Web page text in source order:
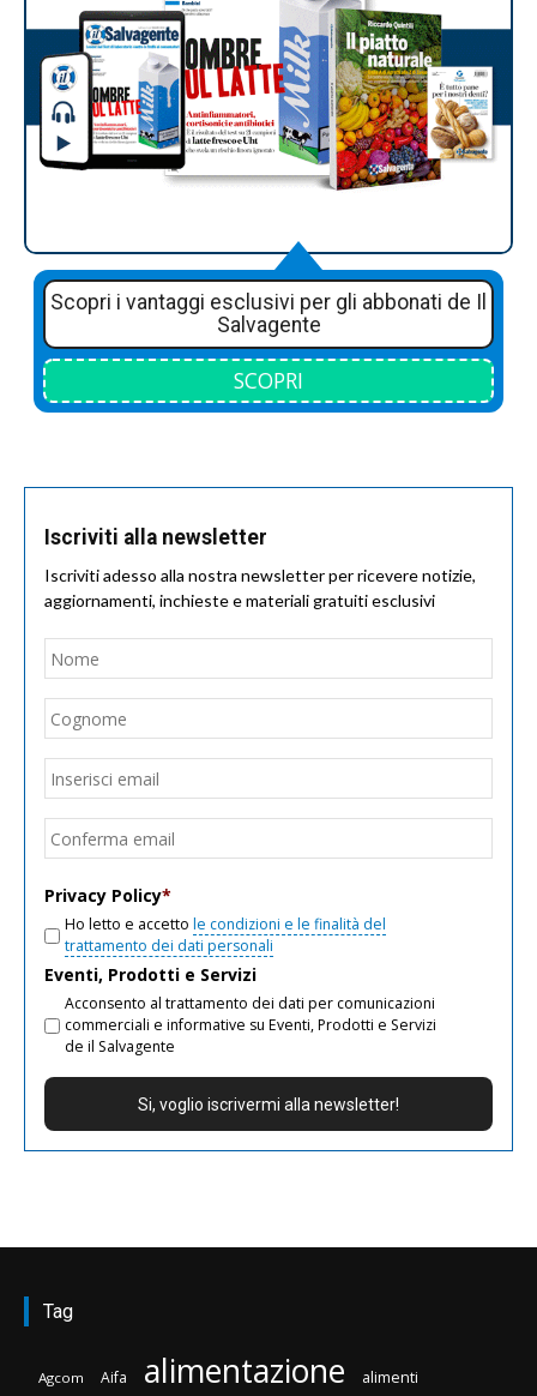
Scopri i vantaggi esclusivi per gli abbonati de Il
Salvagente
SCOPRI
Iscriviti alla newsletter
Iscriviti adesso alla nostra newsletter per ricevere notizie,
aggiornamenti, inchieste e materiali gratuiti esclusivi
Nome
Email
Privacy Policy*
Ho letto e accetto le condizioni e le finalità del
trattamento dei dati personali
Eventi, Prodotti e Servizi
Acconsento al trattamento dei dati per comunicazioni
commerciali e informative su Eventi, Prodotti e Servizi
de il Salvagente
Tag
Agcom Aifa alimentazione alimenti